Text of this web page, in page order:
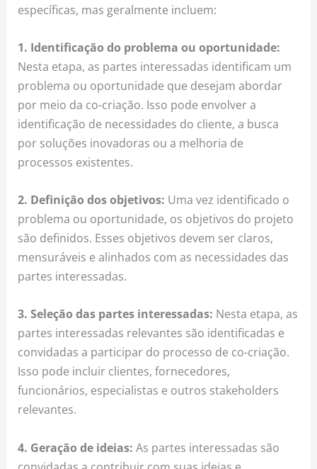
específicas, mas geralmente incluem:
1. Identificação do problema ou oportunidade:
Nesta etapa, as partes interessadas identificam um
problema ou oportunidade que desejam abordar
por meio da co-criação. Isso pode envolver a
identificação de necessidades do cliente, a busca
por soluções inovadoras ou a melhoria de
processos existentes.
2. Definição dos objetivos: Uma vez identificado o
problema ou oportunidade, os objetivos do projeto
são definidos. Esses objetivos devem ser claros,
mensuráveis e alinhados com as necessidades das
partes interessadas.
3. Seleção das partes interessadas: Nesta etapa, as
partes interessadas relevantes são identificadas e
convidadas a participar do processo de co-criação.
Isso pode incluir clientes, fornecedores,
funcionários, especialistas e outros stakeholders
relevantes.
4. Geração de ideias: As partes interessadas são